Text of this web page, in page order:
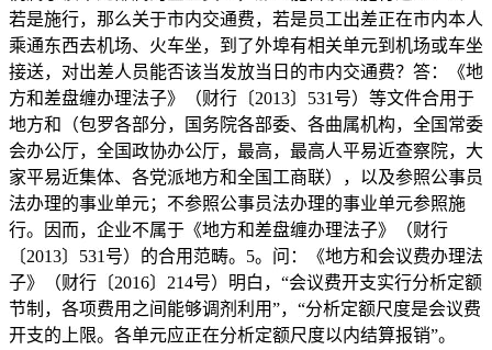
若是施行，那么关于市内交通费，若是员工出差正在市内本人
乘通东西去机场、火车坐，到了外埠有相关单元到机场或车坐
接送，对出差人员能否该当发放当日的市内交通费？答：《地
方和差盘缠办理法子》（财行〔2013〕531号）等文件合用于
地方和（包罗各部分，国务院各部委、各曲属机构，全国常委
会办公厅，全国政协办公厅，最高，最高人平易近查察院，大
家平易近集体、各党派地方和全国工商联），以及参照公事员
法办理的事业单元；不参照公事员法办理的事业单元参照施
行。因而，企业不属于《地方和差盘缠办理法子》（财行
〔2013〕531号）的合用范畴。5。问：《地方和会议费办理法
子》（财行〔2016〕214号）明白，“会议费开支实行分析定额
节制，各项费用之间能够调剂利用”，“分析定额尺度是会议费
开支的上限。各单元应正在分析定额尺度以内结算报销”。